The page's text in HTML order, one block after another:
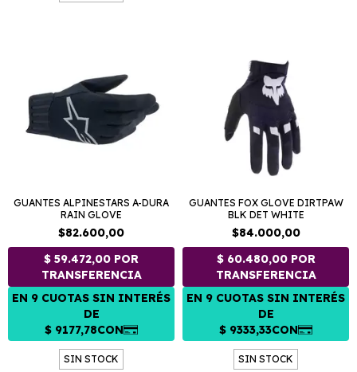
GUANTES ALPINESTARS A-DURA
RAIN GLOVE
$82.600,00
SIN STOCK
GUANTES FOX GLOVE DIRTPAW
BLK DET WHITE
$84.000,00
SIN STOCK